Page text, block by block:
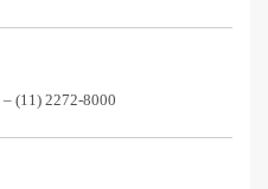
(11) 2272-8000